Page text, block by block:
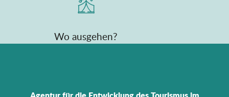
Wo ausgehen?